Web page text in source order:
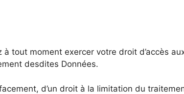
tout moment exercer votre droit d’accès
desdites Données.
d’un droit à la limitation du